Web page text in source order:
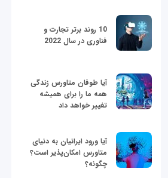
10 روند برتر تجارت و
فناوری در سال 2022
آیا طوفان متاورس زندگی
همه ما را برای همیشه
تغییر خواهد داد
آیا ورود ایرانیان به دنیای
متاورس امکان‌پذیر است؟
چگونه؟